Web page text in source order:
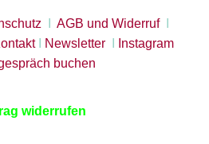
I AGB und WiderrufI
I NewsletterI
Instagram
buchen
widerrufen